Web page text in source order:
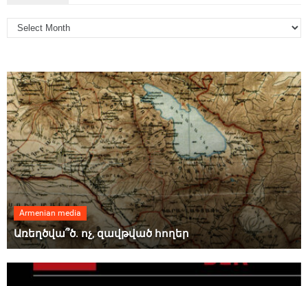
Armenian media
Առեղծվա՞ծ. ոչ, զավթված հողեր